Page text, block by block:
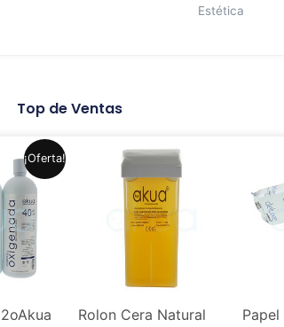
Estética
Top de Ventas
¡Oferta!
precio
€.
Este
producto
Rolon Cera Natural